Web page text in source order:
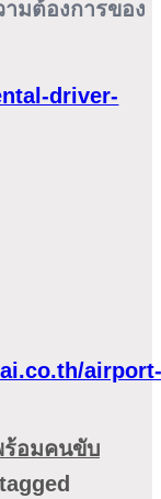
มต้องการของ
driver-
airport-
ร้อมคนขับ